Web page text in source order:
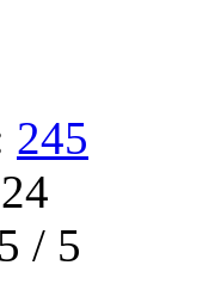
245
/ 5